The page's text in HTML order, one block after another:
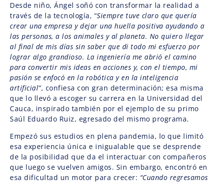
Desde niño, Ángel soñó con transformar la realidad a
través de la tecnología, “Siempre tuve claro que quería
crear una empresa y dejar una huella positiva ayudando a
las personas, a los animales y al planeta. No quiero llegar
al final de mis días sin saber que di todo mi esfuerzo por
lograr algo grandioso. La ingeniería me abrió el camino
para convertir mis ideas en acciones y, con el tiempo, mi
pasión se enfocó en la robótica y en la inteligencia
artificial”, confiesa con gran determinación; esa misma
que lo llevó a escoger su carrera en la Universidad del
Cauca, inspirado también por el ejemplo de su primo
Saúl Eduardo Ruiz, egresado del mismo programa.
Empezó sus estudios en plena pandemia, lo que limitó
esa experiencia única e inigualable que se desprende
de la posibilidad que da el interactuar con compañeros
que luego se vuelven amigos. Sin embargo, encontró en
esa dificultad un motor para crecer: “Cuando regresamos